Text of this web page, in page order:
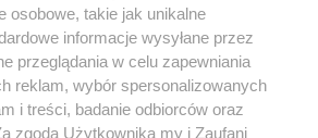
PIŁKA NOŻNA
nie żyje. Zmarł
agent słynnego
osobowe, takie jak unikalne
informacje wysyłane przez
przeglądania w celu zapewniania
reklam, wybór spersonalizowanych
i treści, badanie odbiorców oraz
zgodą Użytkownika my i Zaufani